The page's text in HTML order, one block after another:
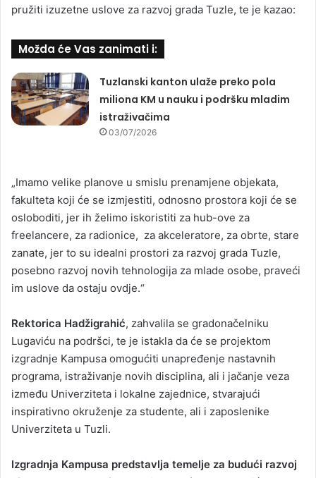
pružiti izuzetne uslove za razvoj grada Tuzle, te je kazao:
Možda će Vas zanimati i:
Tuzlanski kanton ulaže preko pola
miliona KM u nauku i podršku mladim
istraživačima
03/07/2026
„Imamo velike planove u smislu prenamjene objekata,
fakulteta koji će se izmjestiti, odnosno prostora koji će se
osloboditi, jer ih želimo iskoristiti za hub-ove za
freelancere, za radionice, za akceleratore, za obrte, stare
zanate, jer to su idealni prostori za razvoj grada Tuzle,
posebno razvoj novih tehnologija za mlade osobe, praveći
im uslove da ostaju ovdje.“
Rektorica Hadžigrahić, zahvalila se gradonačelniku
Lugaviću na podršci, te je istakla da će se projektom
izgradnje Kampusa omogućiti unapređenje nastavnih
programa, istraživanje novih disciplina, ali i jačanje veza
između Univerziteta i lokalne zajednice, stvarajući
inspirativno okruženje za studente, ali i zaposlenike
Univerziteta u Tuzli.
Izgradnja Kampusa predstavlja temelje za budući razvoj